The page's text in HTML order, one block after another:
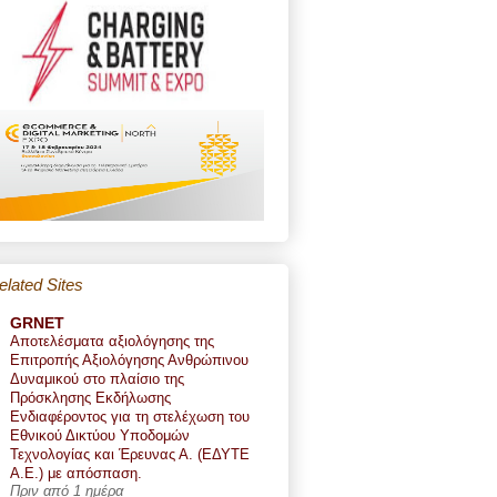
Sites
GRNET
Αποτελέσματα αξιολόγησης της
Επιτροπής Αξιολόγησης Ανθρώπινου
Δυναμικού στο πλαίσιο της
Πρόσκλησης Εκδήλωσης
Ενδιαφέροντος για τη στελέχωση του
Εθνικού Δικτύου Υποδομών
Τεχνολογίας και Έρευνας Α. (ΕΔΥΤΕ
Α.Ε.) με απόσπαση.
Πριν από 1 ημέρα